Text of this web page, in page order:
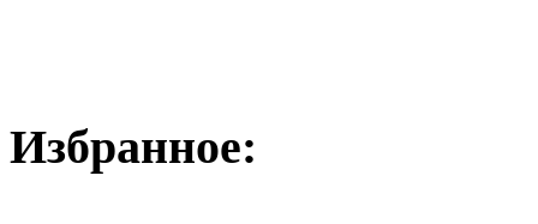
Избранное: